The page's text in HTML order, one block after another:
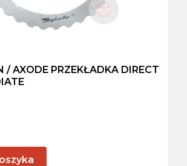
/ AXODE PRZEKŁADKA DIRECT